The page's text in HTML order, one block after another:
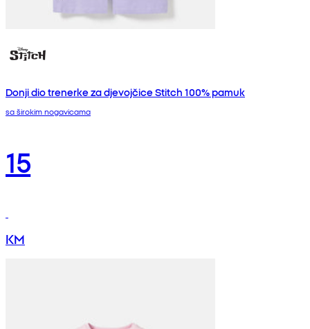
Donji dio trenerke za djevojčice Stitch 100% pamuk
sa širokim nogavicama
15
KM